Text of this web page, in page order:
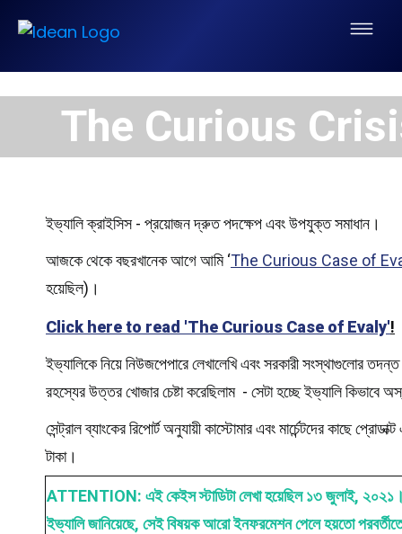
The Curious
ইভ্যালি ক্রাইসিস - প্রয়োজন দ্রুত পদক্ষেপ এবং উপযুক্ত সমাধান।
আজকে থেকে বছরখানেক আগে আমি ‘The Curious Case of
হয়েছিল)।
Click here to read 'The Curious Case of Evaly'!
ইভ্যালিকে নিয়ে নিউজপেপারে লেখালেখি এবং সরকারী সংস্থাগুলোর
রহস্যের উত্তর খোজার চেষ্টা করেছিলাম - সেটা হচ্ছে ইভ্যালি
সেন্ট্রাল ব্যাংকের রিপোর্ট অনুযায়ী কাস্টোমার এবং মার্চেন্টদের কাছে
টাকা।
ATTENTION: এই কেইস স্টাডিটা লেখা হয়েছিল ১৩ জুলাই, ২০২১।
ইভ্যালি জানিয়েছে, সেই বিষয়ক আরো ইনফরমেশন পেলে হয়তো